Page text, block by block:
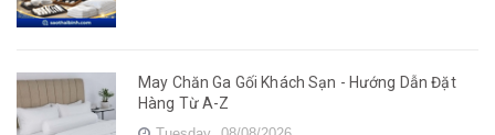
May Chăn Ga Gối Khách Sạn - Hướng Dẫn Đặt
Hàng Từ A-Z